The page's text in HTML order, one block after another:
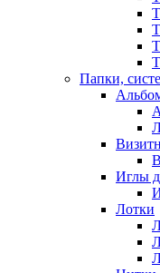
Папки,
Иглы
Лотки